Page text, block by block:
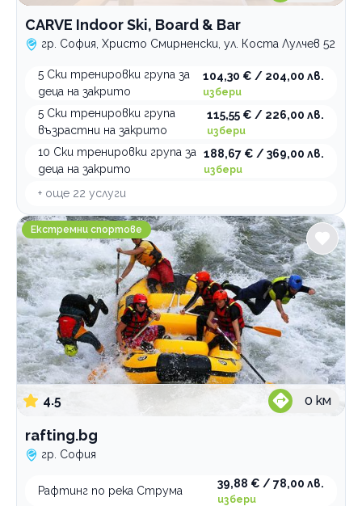
CARVE Indoor Ski, Board & Bar
гр. София, Христо Смирненски, ул. Коста Лулчев 52
5 Ски тренировки група за
деца на закрито
104,30 € / 204,00 лв.
избери
5 Ски тренировки група
възрастни на закрито
115,55 € / 226,00 лв.
избери
10 Ски тренировки група за
деца на закрито
188,67 € / 369,00 лв.
избери
+ още 22 услуги
rafting.bg
Екстремни спортове
4.5 0 км
rafting.bg
гр. София
Рафтинг по река Струма
39,88 € / 78,00 лв.
избери
Пейнтбол
Партита и тиймбилдинг
Еърсофт
Колоездене
Шоу програми
Настолни игри
Конна езда
Ескейп стаи
По домовете